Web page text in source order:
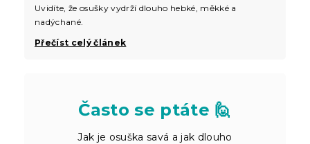
Uvidíte, že osušky vydrží dlouho hebké, měkké a
nadýchané.
Přečíst celý článek
Často se ptáte 🙋
Jak je osuška savá a jak dlouho